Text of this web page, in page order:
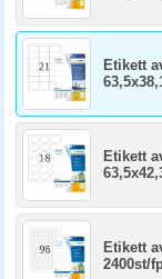
Etikett
Etikett
Etikett
2400st/